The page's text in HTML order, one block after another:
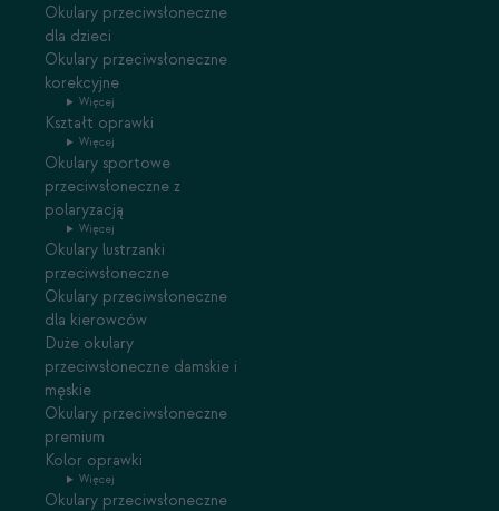
Okulary przeciwsłoneczne
dla dzieci
Okulary przeciwsłoneczne
korekcyjne
Więcej
Kształt oprawki
Więcej
Okulary sportowe
przeciwsłoneczne z
polaryzacją
Więcej
Okulary lustrzanki
przeciwsłoneczne
Okulary przeciwsłoneczne
dla kierowców
Duże okulary
przeciwsłoneczne damskie i
męskie
Okulary przeciwsłoneczne
premium
Kolor oprawki
Więcej
Okulary przeciwsłoneczne